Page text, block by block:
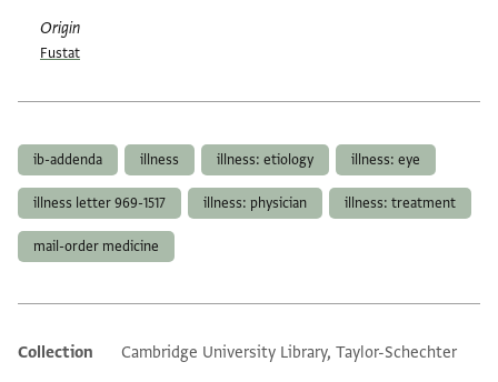
Origin
Fustat
ib-addenda illness illness: etiology illness: eye
illness letter 969-1517 illness: physician illness: treatment
mail-order medicine
Additional metadata
Collection
Cambridge University Library, Taylor-Schechter